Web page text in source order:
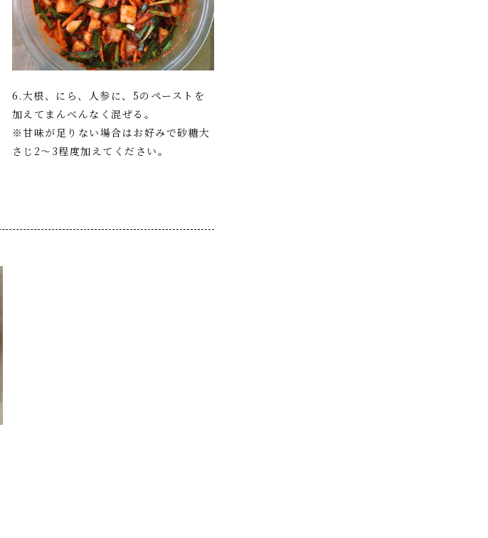
6.大根、にら、人参に、5のペーストを
加えてまんべんなく混ぜる。
※甘味が足りない場合はお好みで砂糖大
さじ2～3程度加えてください。